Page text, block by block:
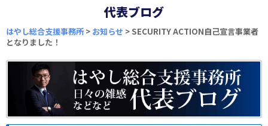
代表ブログ
はやし総合支援事務所> お知らせ > SECURITY ACTION自己宣言事業者
となりました！